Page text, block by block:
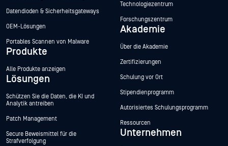
Datendioden & Sicherheitsgateways
OEM-Lösungen
Portables Scannen von Malware
Produkte
Alle Produkte anzeigen
Lösungen
Schützen Sie die Daten, die KI und
Analytik antreiben
Patch Management
Secure Beweismittel für die
Strafverfolgung
Technologiezentrum
Forschungszentrum
Akademie
Über die Akademie
Zertifizierungen
Schulung vor Ort
Stipendienprogramm
Autorisiertes Schulungsprogramm
Ressourcen
Unternehmen